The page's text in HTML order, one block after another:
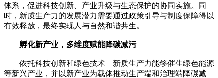
体系，促进科技创新、产业升级与生态保护的协同实施。同
时，新质生产力的发展潜力需要通过政策引导与制度保障得以
有效释放，最终实现人与自然和谐共生。
孵化新产业，多维度赋能降碳减污
依托科技创新和绿色技术，新质生产力能够催生绿色能源
等新兴产业，并以新产业为载体推动生产端和治理端降碳减